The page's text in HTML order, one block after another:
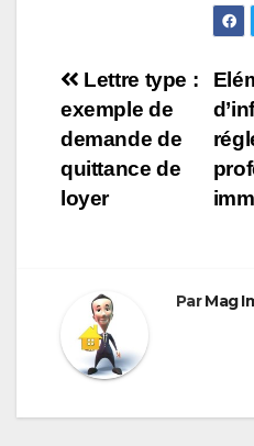
Navigation
de
l’article
Lettre type :
exemple de
demande de
quittance de
loyer
ParMag